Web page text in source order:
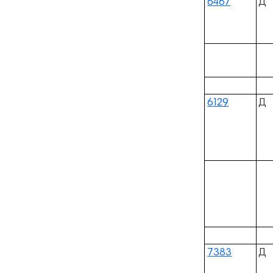
6129 Д
7383 Д